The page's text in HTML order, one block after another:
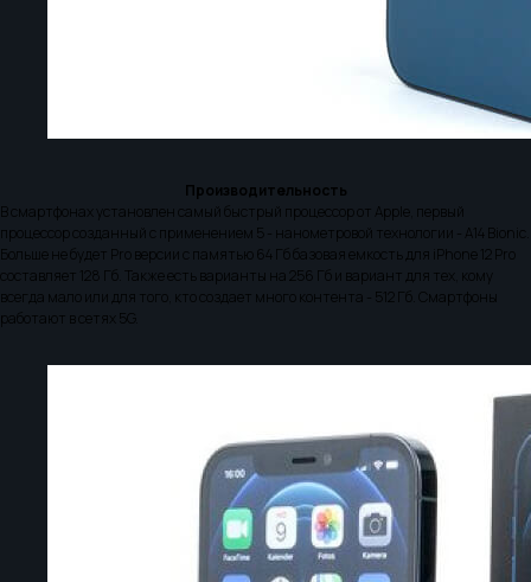
Производительность
В смартфонах установлен самый быстрый процессор от Apple, первый
процессор созданный с применением 5 - нанометровой технологии - A14 Bionic.
Больше не будет Pro версии с памятью 64 Гб базовая емкость для iPhone 12 Pro
составляет 128 Гб. Также есть варианты на 256 Гб и вариант для тех, кому
всегда мало или для того, кто создает много контента - 512 Гб. Смартфоны
работают в сетях 5G.